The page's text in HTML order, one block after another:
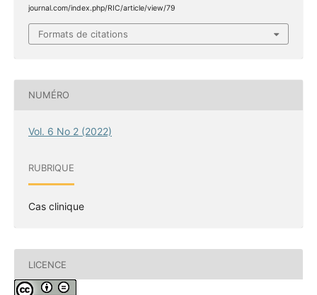
journal.com/index.php/RIC/article/view/79
Formats de citations
NUMÉRO
Vol. 6 No 2 (2022)
RUBRIQUE
Cas clinique
LICENCE